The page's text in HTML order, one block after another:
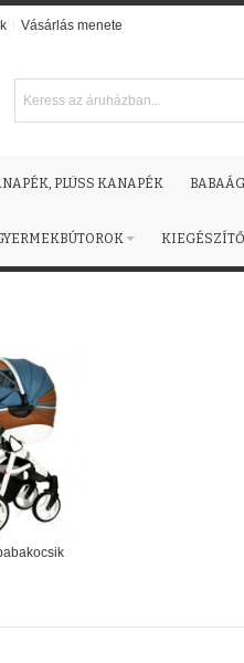
Vásárlás menete
PLÜSS KANAPÉK